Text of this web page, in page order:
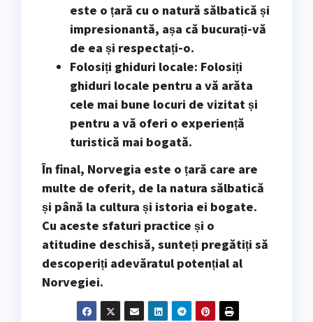
este o țară cu o natură sălbatică și
impresionantă, așa că bucurați-vă
de ea și respectați-o.
Folosiți ghiduri locale: Folosiți
ghiduri locale pentru a vă arăta
cele mai bune locuri de vizitat și
pentru a vă oferi o experiență
turistică mai bogată.
În final, Norvegia este o țară care are
multe de oferit, de la natura sălbatică
și până la cultura și istoria ei bogate.
Cu aceste sfaturi practice și o
atitudine deschisă, sunteți pregătiți să
descoperiți adevăratul potențial al
Norvegiei.